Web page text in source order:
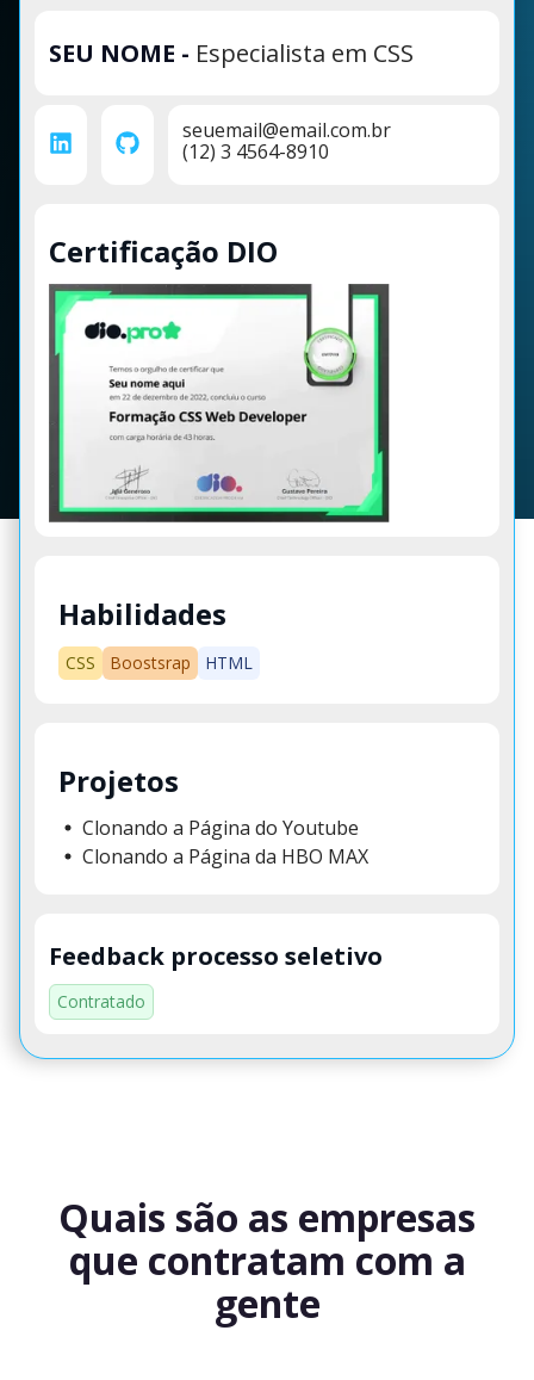
SEU NOME - Especialista em CSS
seuemail@email.com.br
(12) 3 4564-8910
Certificação DIO
Habilidades
CSS Boostsrap HTML
Projetos
Clonando a Página do Youtube
Clonando a Página da HBO MAX
Feedback processo seletivo
Contratado
Quais são as empresas
que contratam com a
gente